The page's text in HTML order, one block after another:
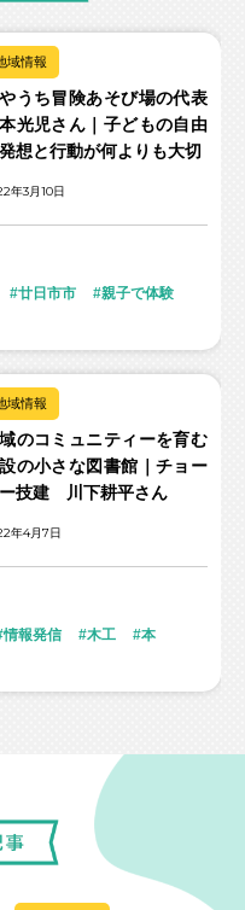
域情報
うち冒険あそび場の代表
光児さん｜子どもの自由
想と行動が何よりも大切
年3月10日
廿日市市 親子で体験
域情報
のコミュニティーを育む
の小さな図書館｜チョー
技建 川下耕平さん
年4月7日
情報発信 木工 本